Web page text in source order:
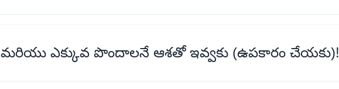
మరియు ఎక్కువ పొందాలనే ఆశతో ఇవ్వకు (ఉపకారం చేయకు)!